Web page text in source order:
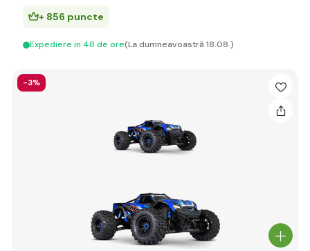
+ 856 puncte
Expediere in 48 de ore(La dumneavoastră 18.08.)
-3%